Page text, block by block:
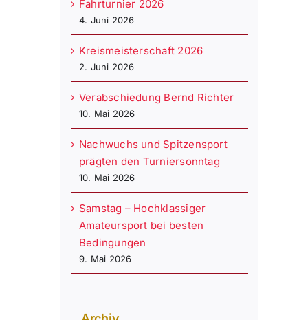
Fahrturnier 2026
4. Juni 2026
Kreismeisterschaft 2026
2. Juni 2026
Verabschiedung Bernd Richter
10. Mai 2026
Nachwuchs und Spitzensport
prägten den Turniersonntag
10. Mai 2026
Samstag – Hochklassiger
Amateursport bei besten
Bedingungen
9. Mai 2026